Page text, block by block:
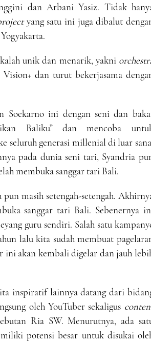
dan Arbani Yasiz. Tidak
yang satu ini juga dibalut
unik dan menarik, yakni
dan turut bekerjasama
Soekarno ini dengan seni dan
Baliku” dan mencoba
seluruh generasi millenial di luar
pada dunia seni tari, Syandria
membuka sanggar tari Bali.
masih setengah-setengah.
sanggar tari Bali. Sebenernya
guru sendiri. Salah satu
lalu kita sudah membuat
ini akan kembali digelar dan jauh
inspiratif lainnya datang dari
oleh YouTuber sekaligus
Ria SW. Menurutnya, ada
potensi besar untuk disukai